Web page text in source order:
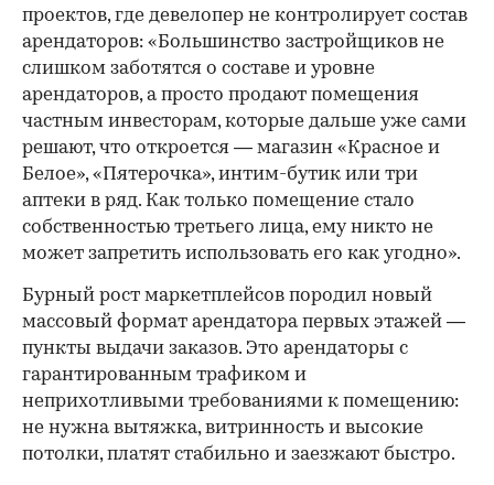
проектов, где девелопер не контролирует состав
арендаторов: «Большинство застройщиков не
слишком заботятся о составе и уровне
арендаторов, а просто продают помещения
частным инвесторам, которые дальше уже сами
решают, что откроется — магазин «Красное и
Белое», «Пятерочка», интим-бутик или три
аптеки в ряд. Как только помещение стало
собственностью третьего лица, ему никто не
может запретить использовать его как угодно».
Бурный рост маркетплейсов породил новый
массовый формат арендатора первых этажей —
пункты выдачи заказов. Это арендаторы с
гарантированным трафиком и
неприхотливыми требованиями к помещению:
не нужна вытяжка, витринность и высокие
потолки, платят стабильно и заезжают быстро.